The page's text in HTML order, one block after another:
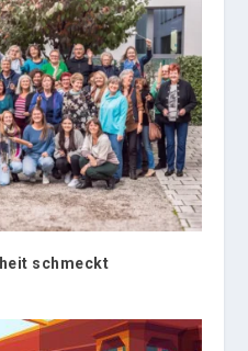
schmeckt